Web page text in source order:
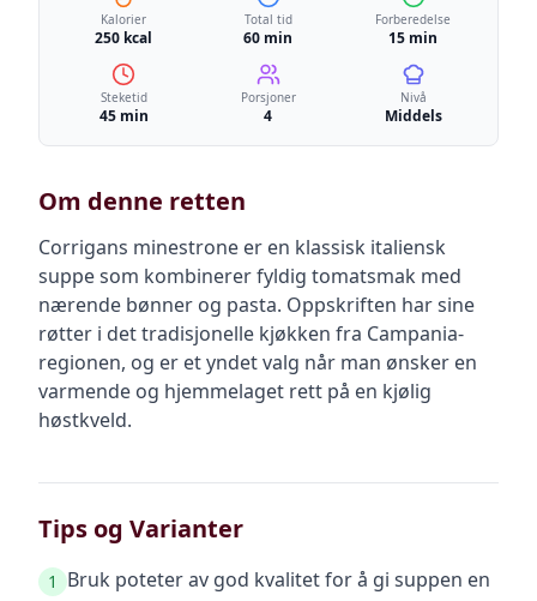
Kalorier
250 kcal
Total tid
60 min
Forberedelse
15 min
Steketid
45 min
Porsjoner
4
Nivå
Middels
Om denne retten
Corrigans minestrone er en klassisk italiensk
suppe som kombinerer fyldig tomatsmak med
nærende bønner og pasta. Oppskriften har sine
røtter i det tradisjonelle kjøkken fra Campania-
regionen, og er et yndet valg når man ønsker en
varmende og hjemmelaget rett på en kjølig
høstkveld.
Tips og Varianter
1
Bruk poteter av god kvalitet for å gi suppen en